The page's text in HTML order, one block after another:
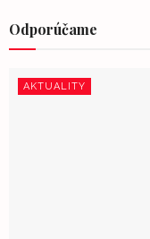
Odporúčame
AKTUALITY